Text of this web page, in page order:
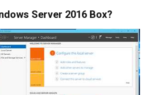
Server 2016 Box?